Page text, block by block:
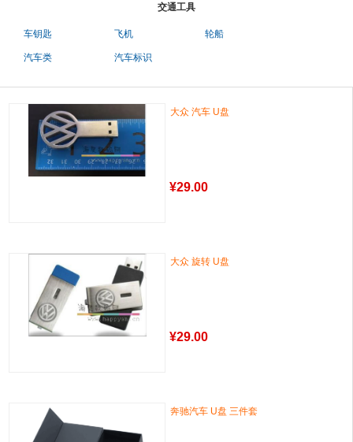
交通工具
车钥匙 飞机 轮船
汽车类 汽车标识
大众 汽车 U盘
¥29.00
大众 旋转 U盘
¥29.00
奔驰汽车 U盘 三件套